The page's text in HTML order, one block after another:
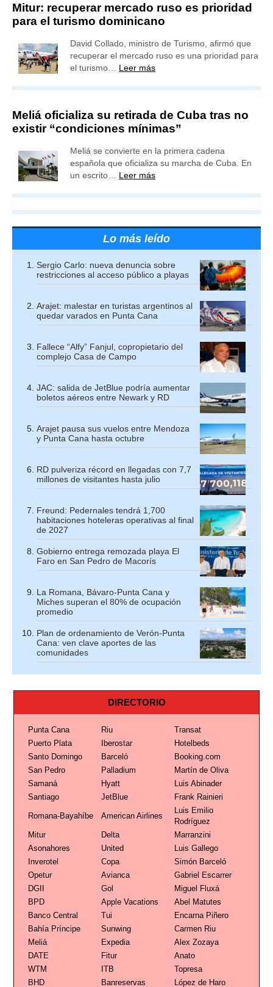
Mitur: recuperar mercado ruso es prioridad
para el turismo dominicano
David Collado, ministro de Turismo, afirmó que
recuperar el mercado ruso es una prioridad para
el turismo… Leer más
Meliá oficializa su retirada de Cuba tras no
existir “condiciones mínimas”
Meliá se convierte en la primera cadena
española que oficializa su marcha de Cuba. En
un escrito… Leer más
Lo más leído
Sergio Carlo: nueva denuncia sobre
restricciones al acceso público a playas
Arajet: malestar en turistas argentinos al
quedar varados en Punta Cana
Fallece “Alfy” Fanjul, copropietario del
complejo Casa de Campo
JAC: salida de JetBlue podría aumentar
boletos aéreos entre Newark y RD
Arajet pausa sus vuelos entre Mendoza
y Punta Cana hasta octubre
RD pulveriza récord en llegadas con 7,7
millones de visitantes hasta julio
Freund: Pedernales tendrá 1,700
habitaciones hoteleras operativas al final
de 2027
Gobierno entrega remozada playa El
Faro en San Pedro de Macorís
La Romana, Bávaro-Punta Cana y
Miches superan el 80% de ocupación
promedio
Plan de ordenamiento de Verón-Punta
Cana: ven clave aportes de las
comunidades
DIRECTORIO
Punta Cana Riu
Transat
Puerto Plata
Iberostar
Hotelbeds
Santo Domingo
Barceló
Booking.com
San Pedro
Palladium
Martín de Oliva
Samaná
Hyatt
Luis Abinader
Santiago
JetBlue Frank Rainieri
Romana-Bayahíbe American Airlines
Luis Emilio
Rodríguez
Mitur
Delta
Marranzini
Asonahores
United
Luis Gallego
Inverotel
Copa
Simón Barceló
Opetur
Avianca
Gabriel Escarrer
DGII
Gol
Miguel Fluxá
BPD
Apple Vacations
Abel Matutes
Banco Central
Tui
Encarna Piñero
Bahía Príncipe
Sunwing
Carmen Riu
Meliá
Expedia
Alex Zozaya
DATE
Fitur
Anato
WTM
ITB
Topresa
BHD
Banreservas López de Haro